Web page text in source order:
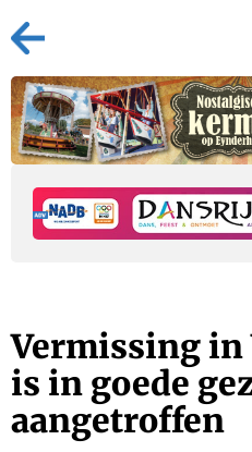
Vermissing in
is in goede
aangetroffen